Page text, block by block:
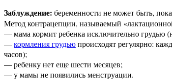
Заблуждение: беременности не может быть,
Метод контрацепции, называемый
— мама кормит ребенка исключительно грудью
—кормления грудьюпроисходят регулярно:
часов);
— ребенку нет еще шести месяцев;
— у мамы не появились менструации.